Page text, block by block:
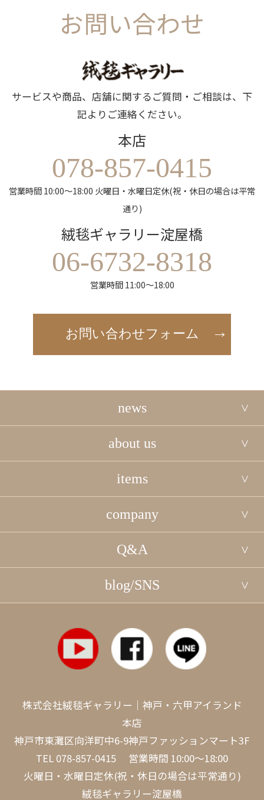
お問い合わせ
サービスや商品、店舗に関するご質問・ご相談は、下
記よりご連絡ください。
本店
078-857-0415
営業時間 10:00～18:00 火曜日・水曜日定休(祝・休日の場合は平常
通り)
絨毯ギャラリー淀屋橋
06-6732-8318
営業時間 11:00～18:00
お問い合わせフォーム
news
about us
items
company
Q&A
blog/SNS
株式会社絨毯ギャラリー｜神戸・六甲アイランド
本店
神戸市東灘区向洋町中6-9神戸ファッションマート3F
TEL 078-857-0415 営業時間 10:00～18:00
火曜日・水曜日定休(祝・休日の場合は平常通り)
絨毯ギャラリー淀屋橋